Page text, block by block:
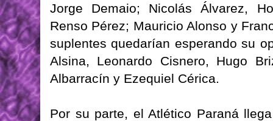
Jorge Demaio; Nicolás Álvarez,
Renso Pérez; Mauricio Alonso y
suplentes quedarían esperando su
Alsina, Leonardo Cisnero, Hugo
Albarracín y Ezequiel Cérica.
Por su parte, el Atlético Paraná